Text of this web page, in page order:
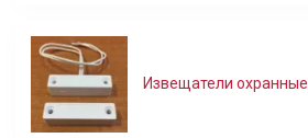
Извещатели охранные